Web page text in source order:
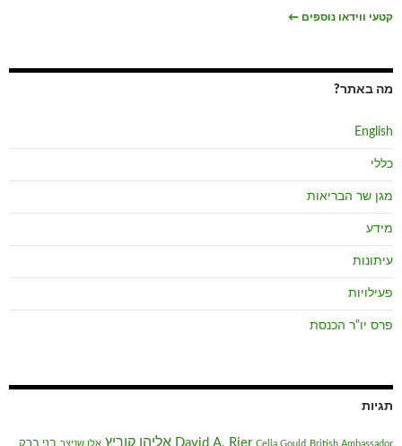
קטעי ווידאו נוספים ←
מה באתר?
English
כללי
מגן שר הבריאות
מידע
עיתונות
פעילויות
פרס יו"ר הכנסת
תגיות
British Ambassador
Celia Gould
David A. Rier אליהו קוריץ אלן שניצר בני ברק